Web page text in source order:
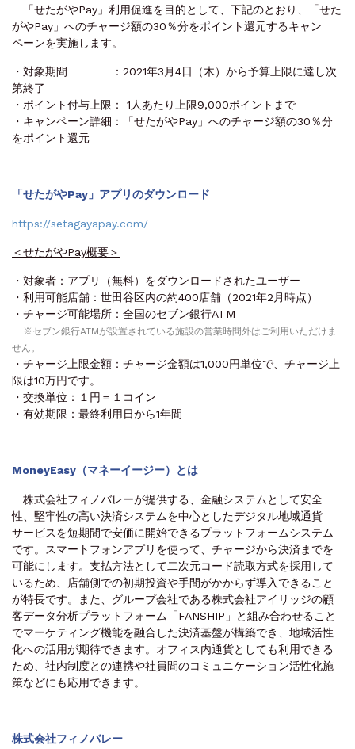
「せたがやPay」利用促進を目的として、下記のとおり、「せた
がやPay」へのチャージ額の30％分をポイント還元するキャン
ペーンを実施します。
・対象期間 ：2021年3月4日（木）から予算上限に達し次
第終了
・ポイント付与上限： 1人あたり上限9,000ポイントまで
・キャンペーン詳細：「せたがやPay」へのチャージ額の30％分
をポイント還元
「せたがやPay」アプリのダウンロード
https://setagayapay.com/
＜せたがやPay概要＞
・対象者：アプリ（無料）をダウンロードされたユーザー
・利用可能店舗：世田谷区内の約400店舗（2021年2月時点）
・チャージ可能場所：全国のセブン銀行ATM
※セブン銀行ATMが設置されている施設の営業時間外はご利用いただけま
せん。
・チャージ上限金額：チャージ金額は1,000円単位で、チャージ上
限は10万円です。
・交換単位：１円＝１コイン
・有効期限：最終利用日から1年間
MoneyEasy（マネーイージー）とは
株式会社フィノバレーが提供する、金融システムとして安全
性、堅牢性の高い決済システムを中心としたデジタル地域通貨
サービスを短期間で安価に開始できるプラットフォームシステム
です。スマートフォンアプリを使って、チャージから決済までを
可能にします。支払方法として二次元コード読取方式を採用して
いるため、店舗側での初期投資や手間がかからず導入できること
が特長です。また、グループ会社である株式会社アイリッジの顧
客データ分析プラットフォーム「FANSHIP」と組み合わせること
でマーケティング機能を融合した決済基盤が構築でき、地域活性
化への活用が期待できます。オフィス内通貨としても利用できる
ため、社内制度との連携や社員間のコミュニケーション活性化施
策などにも応用できます。
株式会社フィノバレー